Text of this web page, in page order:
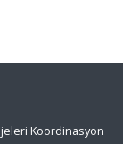
Koordinasyon